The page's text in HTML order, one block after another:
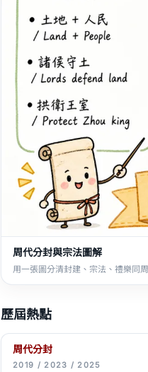
周代分封與宗法圖解
用一張圖分清封建、宗法、禮樂同
歷屆熱點
周代分封
2019 / 2023 / 2025